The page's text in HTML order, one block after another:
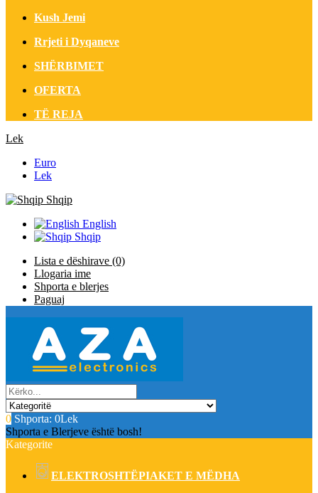
Kush Jemi
Rrjeti i Dyqaneve
SHËRBIMET
OFERTA
TË REJA
Lek
Euro
Lek
Shqip
English
Shqip
Lista e dëshirave (0)
Llogaria ime
Shporta e blerjes
Paguaj
0 Shporta: 0Lek
Shporta e Blerjeve është bosh!
Kategorite
ELEKTROSHTËPIAKET E MËDHA